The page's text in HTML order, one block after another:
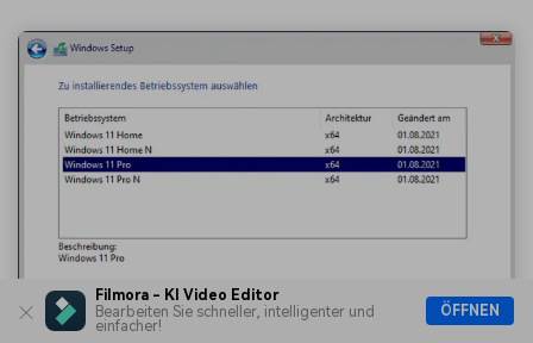
Filmora - KI Video Editor
Bearbeiten Sie schneller, intelligenter und
einfacher!
ÖFFNEN